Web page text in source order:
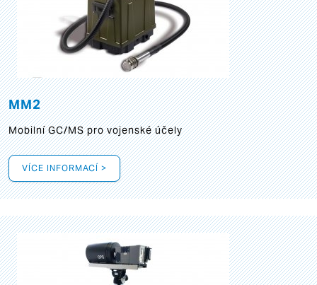
MM2
Mobilní GC/MS pro vojenské účely
VÍCE INFORMACÍ >